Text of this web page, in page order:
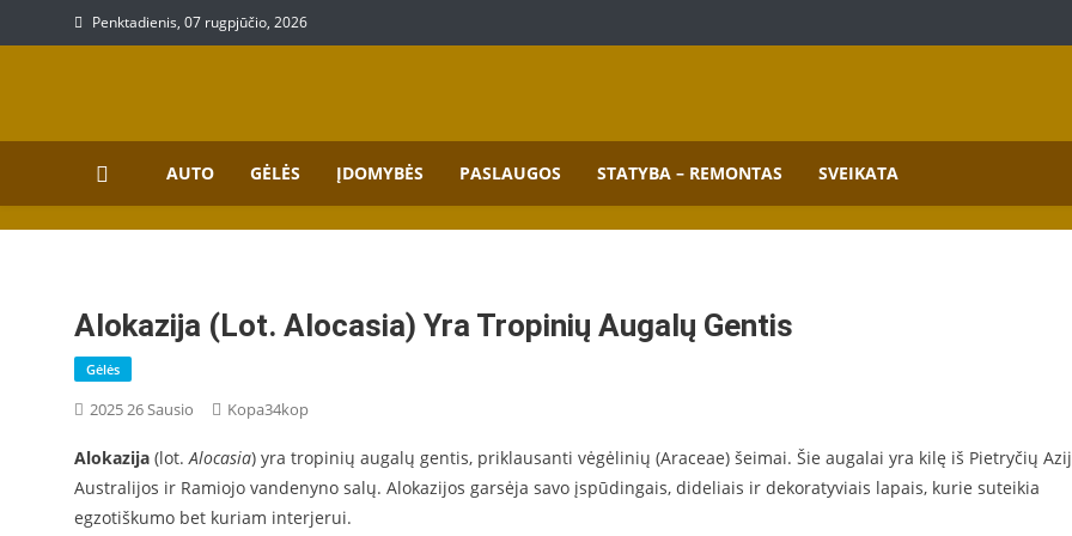
to
Penktadienis, 07 rugpjūčio, 2026
AUTO GĖLĖS ĮDOMYBĖS PASLAUGOS STATYBA – REMONTAS SVEIKATA
Alokazija (lot. Alocasia) Yra Tropinių Augalų Gentis
Gėlės
2025 26 Sausio Kopa34kop
Alokazija (lot.Alocasia) yra tropinių augalų gentis, priklausanti vėgėlinių (Araceae) šeimai. Šie augalai yra kilę iš Pietryčių
Australijos ir Ramiojo vandenyno salų. Alokazijos garsėja savo įspūdingais, dideliais ir dekoratyviais lapais, kurie suteikia
egzotiškumo bet kuriam interjerui.